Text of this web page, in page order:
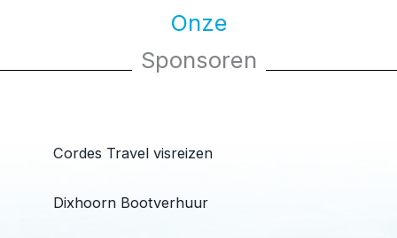
Onze
Sponsoren
Cordes Travel visreizen
Dixhoorn Bootverhuur